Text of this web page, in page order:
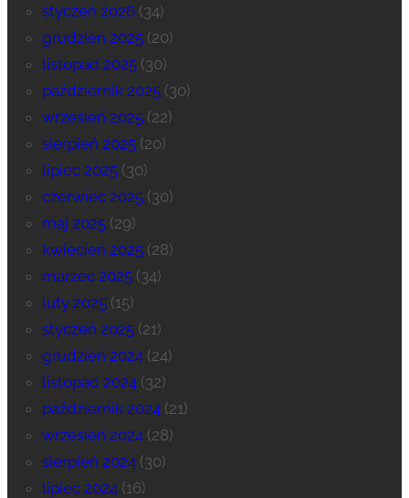
styczeń 2026(34)
grudzień 2025(20)
listopad 2025(30)
październik 2025(30)
wrzesień 2025(22)
sierpień 2025(20)
lipiec 2025(30)
czerwiec 2025(30)
maj 2025(29)
kwiecień 2025(28)
marzec 2025(34)
luty 2025(15)
styczeń 2025(21)
grudzień 2024(24)
listopad 2024(32)
październik 2024(21)
wrzesień 2024(28)
sierpień 2024(30)
lipiec 2024(16)